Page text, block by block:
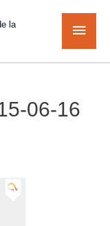
la
06-16